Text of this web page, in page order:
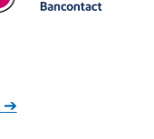
➔